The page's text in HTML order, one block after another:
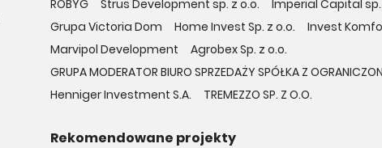
ROBYG
Strus Development sp. z o.o. Imperial Capital sp.
Grupa Victoria Dom
Home Invest Sp. z o.o.
Invest
Marvipol Development
Agrobex Sp. z o.o.
GRUPA MODERATOR BIURO SPRZEDAŻY SPÓŁKA Z
Henniger Investment S.A.
TREMEZZO SP. Z O.O.
Rekomendowane projekty